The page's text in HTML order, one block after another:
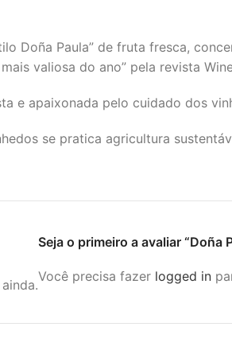
Doña Paula” de fruta fresca,
valiosa do ano” pela revista
e apaixonada pelo cuidado dos
se pratica agricultura
Seja o primeiro a avaliar “Doña
Você precisa fazer logged in